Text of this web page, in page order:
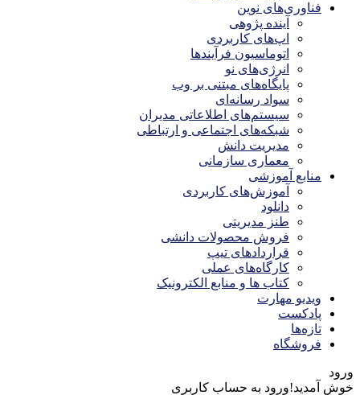
فناوری‌های نوین
آینده پژوهی
اپ‌های کاربردی
اتوماسیون فرآیندها
انرژی‌های نو
پایگاه‌های مبتنی بر وب
سواد رسانه‌ای
سیستم‌های اطلاعاتی مدیران
شبکه‌های اجتماعی و ارتباطی
مدیریت دانش
معماری سازمانی
منابع آموزشی
آموزش‌های کاربردی
دانلود
طنز مدیریتی
فروش محصولات دانشی
قراردادهای تیپ
کارگاه‌های عملی
کتاب ها و منابع الکترونیک
ویدیو مهارت
پادکست
تازه‌ها
فروشگاه
ورود
خوش آمدید!ورود به حساب کاربری